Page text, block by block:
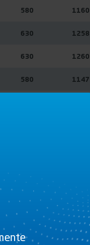
580 1160
630 1258
630 1260
580 1147
550 1100
1210
580 1160